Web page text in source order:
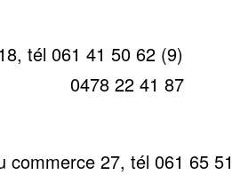
tél 061 41 50 62 (9)
41 87
commerce 27, tél 061 65